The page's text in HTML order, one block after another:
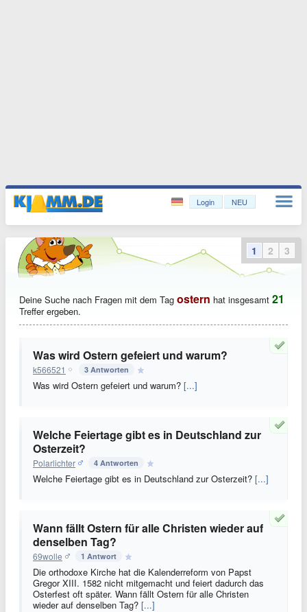
Login NEU
Deine Suche nach Fragen mit dem Tag ostern hat insgesamt 21
Treffer ergeben.
Was wird Ostern gefeiert und warum?
k566521 3 Antworten
Was wird Ostern gefeiert und warum? [...]
Welche Feiertage gibt es in Deutschland zur
Osterzeit?
Polarlichter 4 Antworten
Welche Feiertage gibt es in Deutschland zur Osterzeit? [...]
Wann fällt Ostern für alle Christen wieder auf
denselben Tag?
69wolle 1 Antwort
Die orthodoxe Kirche hat die Kalenderreform von Papst
Gregor XIII. 1582 nicht mitgemacht und feiert dadurch das
Osterfest oft später. Wann fällt Ostern für alle Christen
wieder auf denselben Tag? [...]
1 2 3